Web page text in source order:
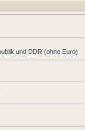
und DDR (ohne Euro)